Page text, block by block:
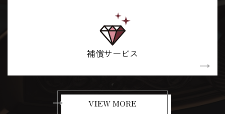
補償サービス
VIEW MORE